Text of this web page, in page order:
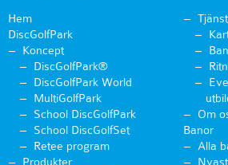
Hem
DiscGolfPark
Koncept
DiscGolfPark®
DiscGolfPark World
MultiGolfPark
School DiscGolfPark
School DiscGolfSet
Retee program
Produkter
Om
Banor
Alla